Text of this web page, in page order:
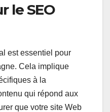
le SEO
est essentiel pour
Cela implique
à la
qui répond aux
que votre site Web